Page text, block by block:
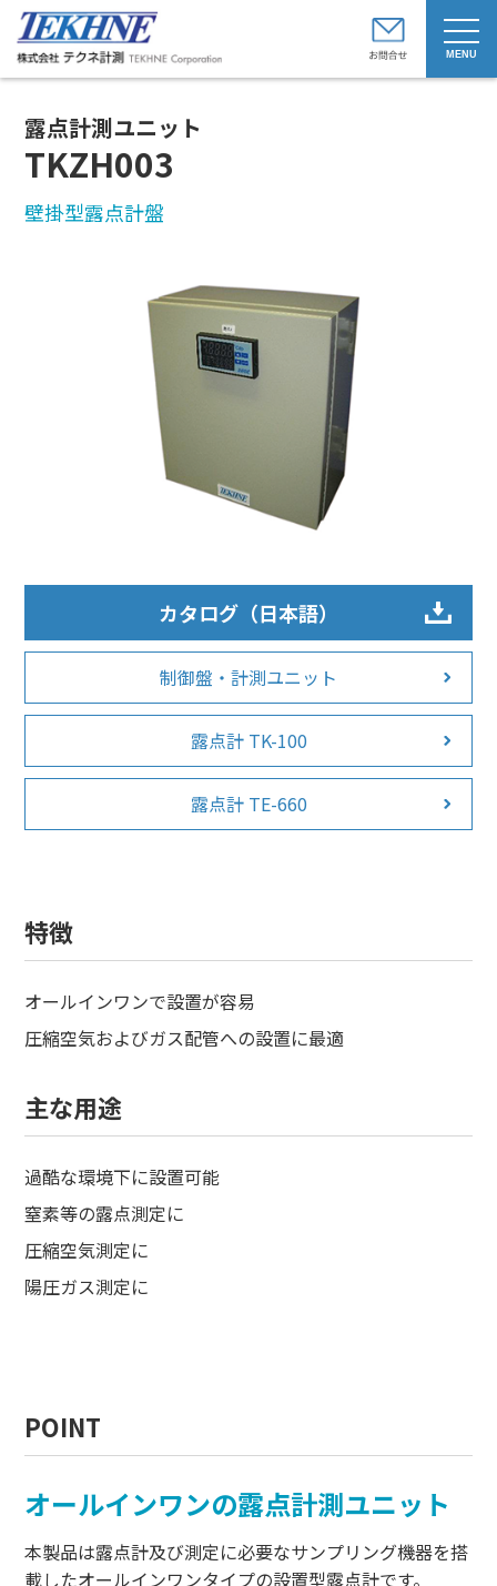
t
o
g
g
露点計測ユニット
TKZH003
壁掛型露点計盤
カタログ（日本語）
制御盤・計測ユニット
露点計 TK-100
露点計 TE-660
特徴
オールインワンで設置が容易
圧縮空気およびガス配管への設置に最適
主な用途
過酷な環境下に設置可能
窒素等の露点測定に
圧縮空気測定に
陽圧ガス測定に
POINT
オールインワンの露点計測ユニット
本製品は露点計及び測定に必要なサンプリング機器を搭
載したオールインワンタイプの設置型露点計です。